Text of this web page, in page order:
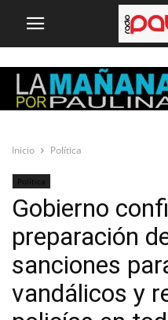
Inicio Política
Política
Gobierno
preparación
sanciones
vandálicos y